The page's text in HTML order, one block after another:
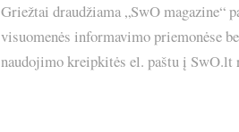
Griežtai draudžiama „SwO magazine“
visuomenės informavimo priemonėse
naudojimo kreipkitės el. paštu į